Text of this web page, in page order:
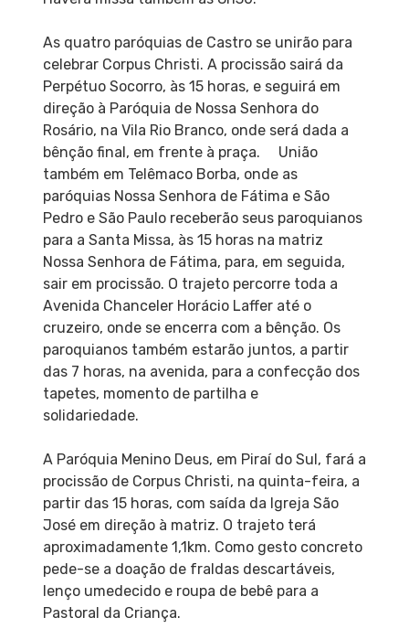
As quatro paróquias de Castro se unirão para
celebrar Corpus Christi. A procissão sairá da
Perpétuo Socorro, às 15 horas, e seguirá em
direção à Paróquia de Nossa Senhora do
Rosário, na Vila Rio Branco, onde será dada a
bênção final, em frente à praça. União
também em Telêmaco Borba, onde as
paróquias Nossa Senhora de Fátima e São
Pedro e São Paulo receberão seus paroquianos
para a Santa Missa, às 15 horas na matriz
Nossa Senhora de Fátima, para, em seguida,
sair em procissão. O trajeto percorre toda a
Avenida Chanceler Horácio Laffer até o
cruzeiro, onde se encerra com a bênção. Os
paroquianos também estarão juntos, a partir
das 7 horas, na avenida, para a confecção dos
tapetes, momento de partilha e
solidariedade.
A Paróquia Menino Deus, em Piraí do Sul, fará a
procissão de Corpus Christi, na quinta-feira, a
partir das 15 horas, com saída da Igreja São
José em direção à matriz. O trajeto terá
aproximadamente 1,1km. Como gesto concreto
pede-se a doação de fraldas descartáveis,
lenço umedecido e roupa de bebê para a
Pastoral da Criança.